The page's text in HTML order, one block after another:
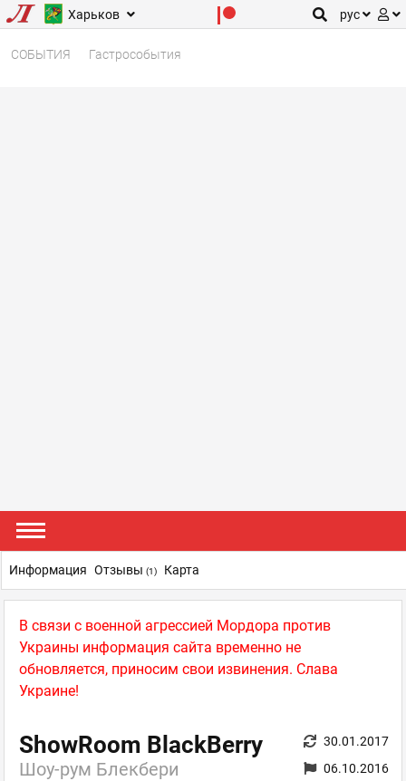
Харьков рус
СОБЫТИЯ Гастрособытия
В связи с военной агрессией Мордора против
Украины информация сайта временно не
обновляется, приносим свои извинения. Слава
Украине!
ShowRoom BlackBerry
Шоу-рум Блекбери
30.01.2017
06.10.2016
Информация Отзывы (1) Карта